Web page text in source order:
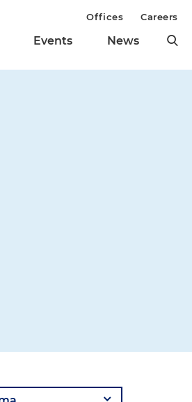
Events News
Offices Careers